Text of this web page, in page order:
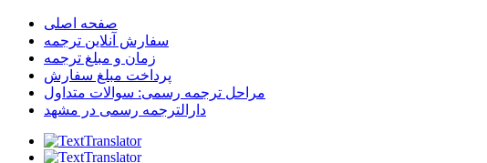
صفحه اصلی
سفارش آنلاین ترجمه
زمان و مبلغ ترجمه
پرداخت مبلغ سفارش
مراحل ترجمه رسمی: سوالات متداول
دارالترجمه رسمی در مشهد